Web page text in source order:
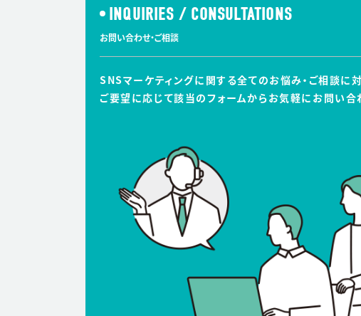
INQUIRIES / CONSULTATIONS
お問い合わせ・ご相談
SNSマーケティングに関する全てのお悩み・ご相談に対
ご要望に応じて該当のフォームからお気軽にお問い合